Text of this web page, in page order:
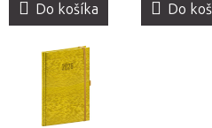
Do košíka
Do